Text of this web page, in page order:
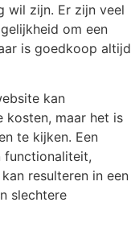
wil zijn. Er zijn veel
om een
is goedkoop altijd
kan
kosten, maar het is
te kijken. Een
functionaliteit,
resulteren in een
slechtere